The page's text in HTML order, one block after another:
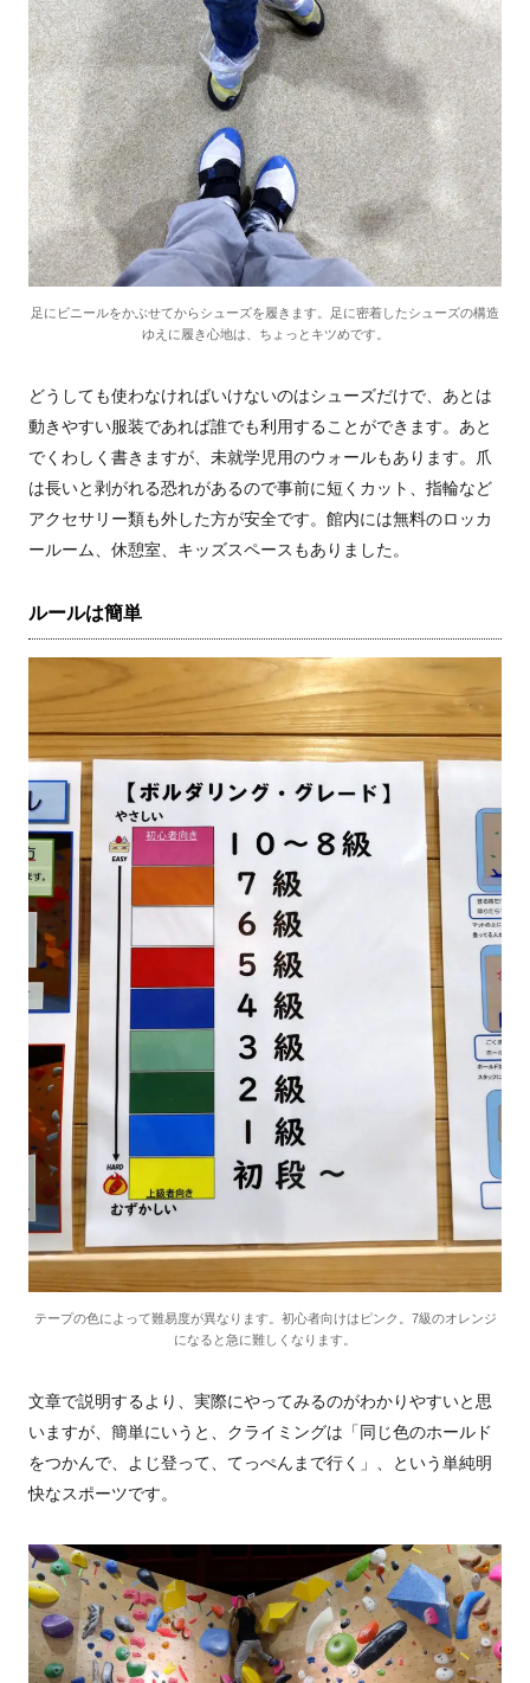
足にビニールをかぶせてからシューズを履きます。足に密着したシューズの構造
ゆえに履き心地は、ちょっとキツめです。
どうしても使わなければいけないのはシューズだけで、あとは
動きやすい服装であれば誰でも利用することができます。あと
でくわしく書きますが、未就学児用のウォールもあります。爪
は長いと剥がれる恐れがあるので事前に短くカット、指輪など
アクセサリー類も外した方が安全です。館内には無料のロッカ
ールーム、休憩室、キッズスペースもありました。
ルールは簡単
テープの色によって難易度が異なります。初心者向けはピンク。7級のオレンジ
になると急に難しくなります。
文章で説明するより、実際にやってみるのがわかりやすいと思
いますが、簡単にいうと、クライミングは「同じ色のホールド
をつかんで、よじ登って、てっぺんまで行く」、という単純明
快なスポーツです。